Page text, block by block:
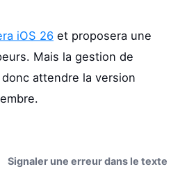
iOS 26 et proposera une
Mais la gestion de
attendre la version
Signaler une erreur dans le texte